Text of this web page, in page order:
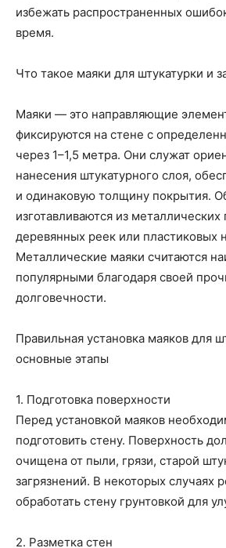
избежать распространенных
время.
Что такое маяки для штукатурки и
Маяки — это направляющие
фиксируются на стене с
через 1–1,5 метра. Они служат
нанесения штукатурного слоя,
и одинаковую толщину покрытия.
изготавливаются из
деревянных реек или пластиковых
Металлические маяки считаются
популярными благодаря своей
долговечности.
Правильная установка маяков для
основные этапы
1. Подготовка поверхности
Перед установкой маяков
подготовить стену. Поверхность
очищена от пыли, грязи, старой
загрязнений. В некоторых случаях
обработать стену грунтовкой для
2. Разметка стен